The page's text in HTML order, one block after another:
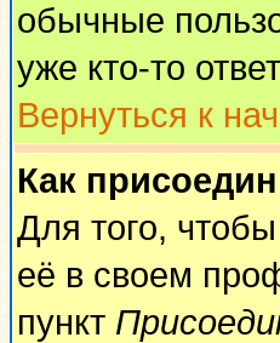
обычные
уже кто-то
Вернуться к
Как
Для того,
её в своем
пункт